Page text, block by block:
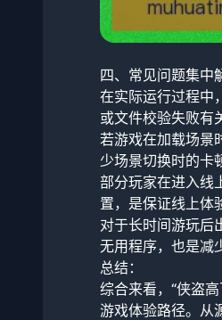
四、常见问题集中
在实际运行过程中
或文件校验失败有
若游戏在加载场景
少场景切换时的卡
部分玩家在进入线
置，是保证线上体
对于长时间游玩后
无用程序，也是减
总结：
综合来看，“侠盗
游戏体验路径。从